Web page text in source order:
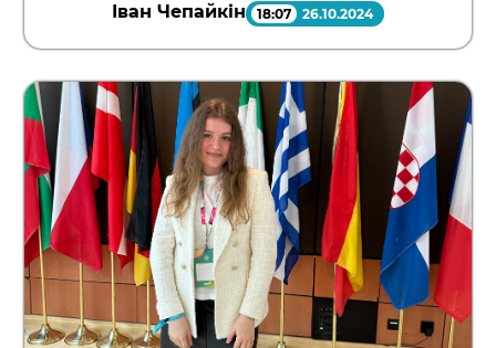
Іван Чепайкін 18:07 26.10.2024